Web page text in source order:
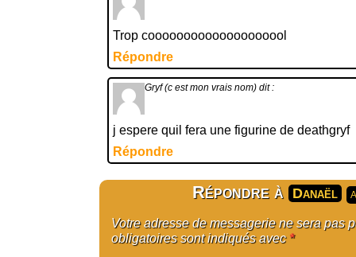
Trop coooooooooooooooooool
Répondre
Gryf (c est mon vrais nom) dit :
j espere quil fera une figurine de deathgryf
Répondre
Répondre à Danaël
Votre adresse de messagerie ne sera pas
obligatoires sont indiqués avec *